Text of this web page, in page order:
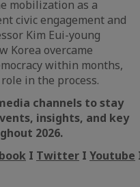
mobilization as a
civic engagement and
Kim Eui-young
Korea overcame
within months,
in the process.
channels to stay
insights, and key
2026.
I Twitter I Youtube